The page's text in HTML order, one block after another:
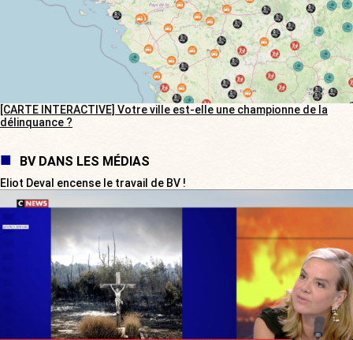
[CARTE INTERACTIVE] Votre ville est-elle une championne de la
délinquance ?
BV DANS LES MÉDIAS
Eliot Deval encense le travail de BV !